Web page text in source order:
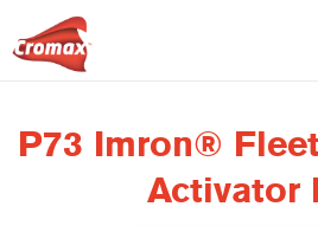
P73 Imron®
Activator